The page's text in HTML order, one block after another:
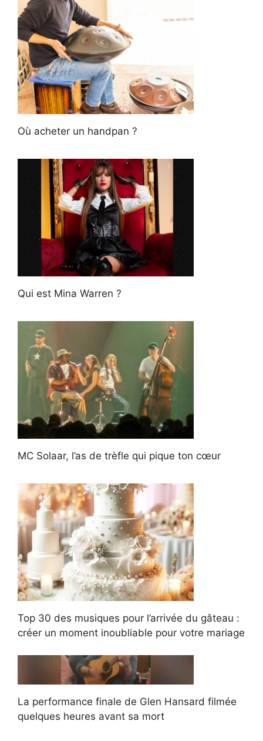
Où acheter un handpan ?
Qui est Mina Warren ?
MC Solaar, l’as de trèfle qui pique ton cœur
Top 30 des musiques pour l’arrivée du gâteau :
créer un moment inoubliable pour votre mariage
La performance finale de Glen Hansard filmée
quelques heures avant sa mort